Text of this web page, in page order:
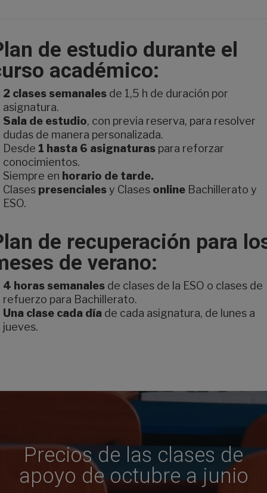
de estudio durante el
académico:
2 clases semanales de 1,5 h de duración por
asignatura.
Sala de estudio, con previa reserva, para resolver
dudas de manera personalizada.
Desde 1 hasta 6 asignaturas para reforzar
conocimientos.
Siempre en horario de tarde.
Clases presencialesy Clases online Bachillerato y
ESO.
de recuperación para
de verano:
4 horas semanales de clases de la ESO o clases de
refuerzo para Bachillerato.
Una clase cada día de cada asignatura, de lunes a
jueves.
Precios de las clases de
apoyo de octubre a junio